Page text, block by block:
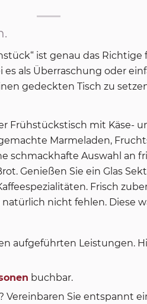
ist genau das
als Überraschung oder
gedeckten Tisch zu
Frühstückstisch mit Käse-
Marmeladen,
schmackhafte Auswahl an
Genießen Sie ein Glas
Frisch
nicht fehlen. Diese
aufgeführten Leistungen.
buchbar.
Vereinbaren Sie entspannt